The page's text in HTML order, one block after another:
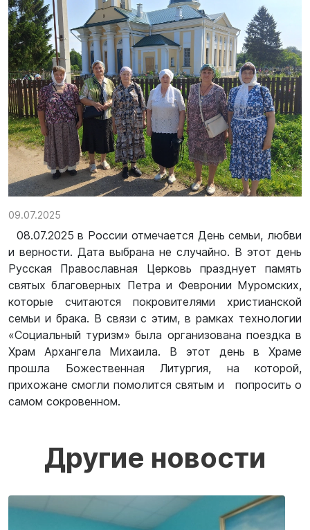
09.07.2025
08.07.2025 в России отмечается День семьи, любви
и верности. Дата выбрана не случайно. В этот день
Русская Православная Церковь празднует память
святых благоверных Петра и Февронии Муромских,
которые считаются покровителями христианской
семьи и брака. В связи с этим, в рамках технологии
«Социальный туризм» была организована поездка в
Храм Архангела Михаила. В этот день в Храме
прошла Божественная Литургия, на которой,
прихожане смогли помолится святым и попросить о
самом сокровенном.
Другие новости